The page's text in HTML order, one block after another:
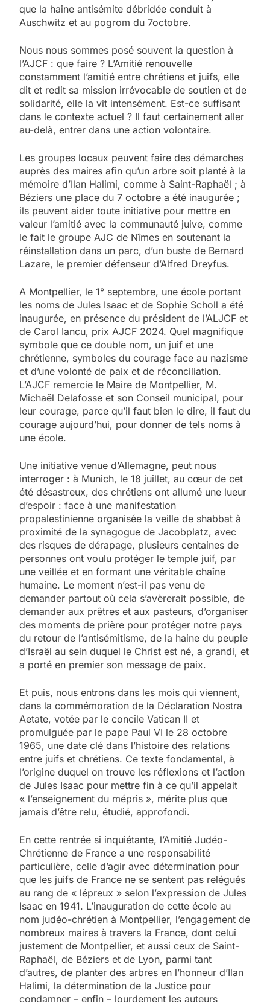
que la haine antisémite débridée conduit à
Auschwitz et au pogrom du 7octobre.
Nous nous sommes posé souvent la question à
l’AJCF : que faire ? L’Amitié renouvelle
constamment l’amitié entre chrétiens et juifs, elle
dit et redit sa mission irrévocable de soutien et de
solidarité, elle la vit intensément. Est-ce suffisant
dans le contexte actuel ? Il faut certainement aller
au-delà, entrer dans une action volontaire.
Les groupes locaux peuvent faire des démarches
auprès des maires afin qu’un arbre soit planté à la
mémoire d’Ilan Halimi, comme à Saint-Raphaël ; à
Béziers une place du 7 octobre a été inaugurée ;
ils peuvent aider toute initiative pour mettre en
valeur l’amitié avec la communauté juive, comme
le fait le groupe AJC de Nîmes en soutenant la
réinstallation dans un parc, d’un buste de Bernard
Lazare, le premier défenseur d’Alfred Dreyfus.
A Montpellier, le 1° septembre, une école portant
les noms de Jules Isaac et de Sophie Scholl a été
inaugurée, en présence du président de l’ALJCF et
de Carol Iancu, prix AJCF 2024. Quel magnifique
symbole que ce double nom, un juif et une
chrétienne, symboles du courage face au nazisme
et d’une volonté de paix et de réconciliation.
L’AJCF remercie le Maire de Montpellier, M.
Michaël Delafosse et son Conseil municipal, pour
leur courage, parce qu’il faut bien le dire, il faut du
courage aujourd’hui, pour donner de tels noms à
une école.
Une initiative venue d’Allemagne, peut nous
interroger : à Munich, le 18 juillet, au cœur de cet
été désastreux, des chrétiens ont allumé une lueur
d’espoir : face à une manifestation
propalestinienne organisée la veille de shabbat à
proximité de la synagogue de Jacobplatz, avec
des risques de dérapage, plusieurs centaines de
personnes ont voulu protéger le temple juif, par
une veillée et en formant une véritable chaîne
humaine. Le moment n’est-il pas venu de
demander partout où cela s’avèrerait possible, de
demander aux prêtres et aux pasteurs, d’organiser
des moments de prière pour protéger notre pays
du retour de l’antisémitisme, de la haine du peuple
d’Israël au sein duquel le Christ est né, a grandi, et
a porté en premier son message de paix.
Et puis, nous entrons dans les mois qui viennent,
dans la commémoration de la Déclaration Nostra
Aetate, votée par le concile Vatican II et
promulguée par le pape Paul VI le 28 octobre
1965, une date clé dans l’histoire des relations
entre juifs et chrétiens. Ce texte fondamental, à
l’origine duquel on trouve les réflexions et l’action
de Jules Isaac pour mettre fin à ce qu’il appelait
« l’enseignement du mépris », mérite plus que
jamais d’être relu, étudié, approfondi.
En cette rentrée si inquiétante, l’Amitié Judéo-
Chrétienne de France a une responsabilité
particulière, celle d’agir avec détermination pour
que les juifs de France ne se sentent pas relégués
au rang de « lépreux » selon l’expression de Jules
Isaac en 1941. L’inauguration de cette école au
nom judéo-chrétien à Montpellier, l’engagement de
nombreux maires à travers la France, dont celui
justement de Montpellier, et aussi ceux de Saint-
Raphaël, de Béziers et de Lyon, parmi tant
d’autres, de planter des arbres en l’honneur d’Ilan
Halimi, la détermination de la Justice pour
condamner – enfin – lourdement les auteurs